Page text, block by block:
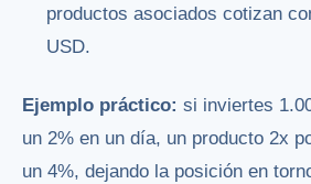
productos asociados cotizan
USD.
Ejemplo práctico: si inviertes
un 2% en un día, un producto 2x
un 4%, dejando la posición en